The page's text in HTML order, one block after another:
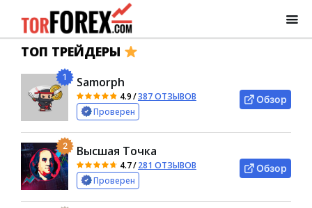
ТОП ТРЕЙДЕРЫ
1 Samorph
4.9/387 ОТЗЫВОВ
Проверен
Обзор
2 Высшая Точка
4.7/281 ОТЗЫВОВ
Проверен
Обзор